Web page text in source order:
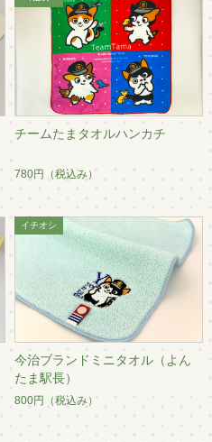
チームたまタオルハンカチ
780円 （税込み）
今治ブランドミニタオル（よん
たま駅長）
800円 （税込み）